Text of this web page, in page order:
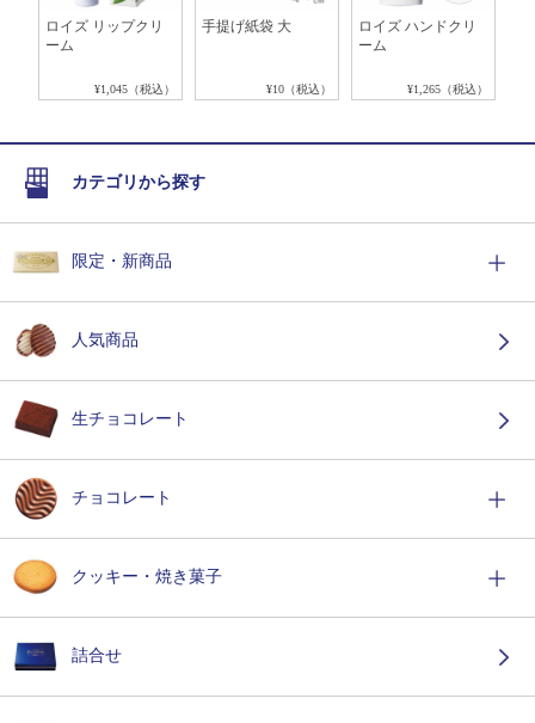
ロイズ リップクリ
ーム
¥1,045（税込）
手提げ紙袋 大
¥10（税込）
ロイズ ハンドクリ
ーム
¥1,265（税込）
カテゴリから探す
限定・新商品
人気商品
生チョコレート
チョコレート
クッキー・焼き菓子
詰合せ